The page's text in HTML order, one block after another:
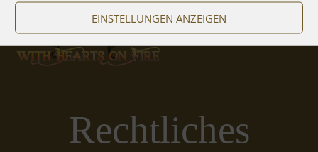
EINSTELLUNGEN ANZEIGEN
Rechtliches